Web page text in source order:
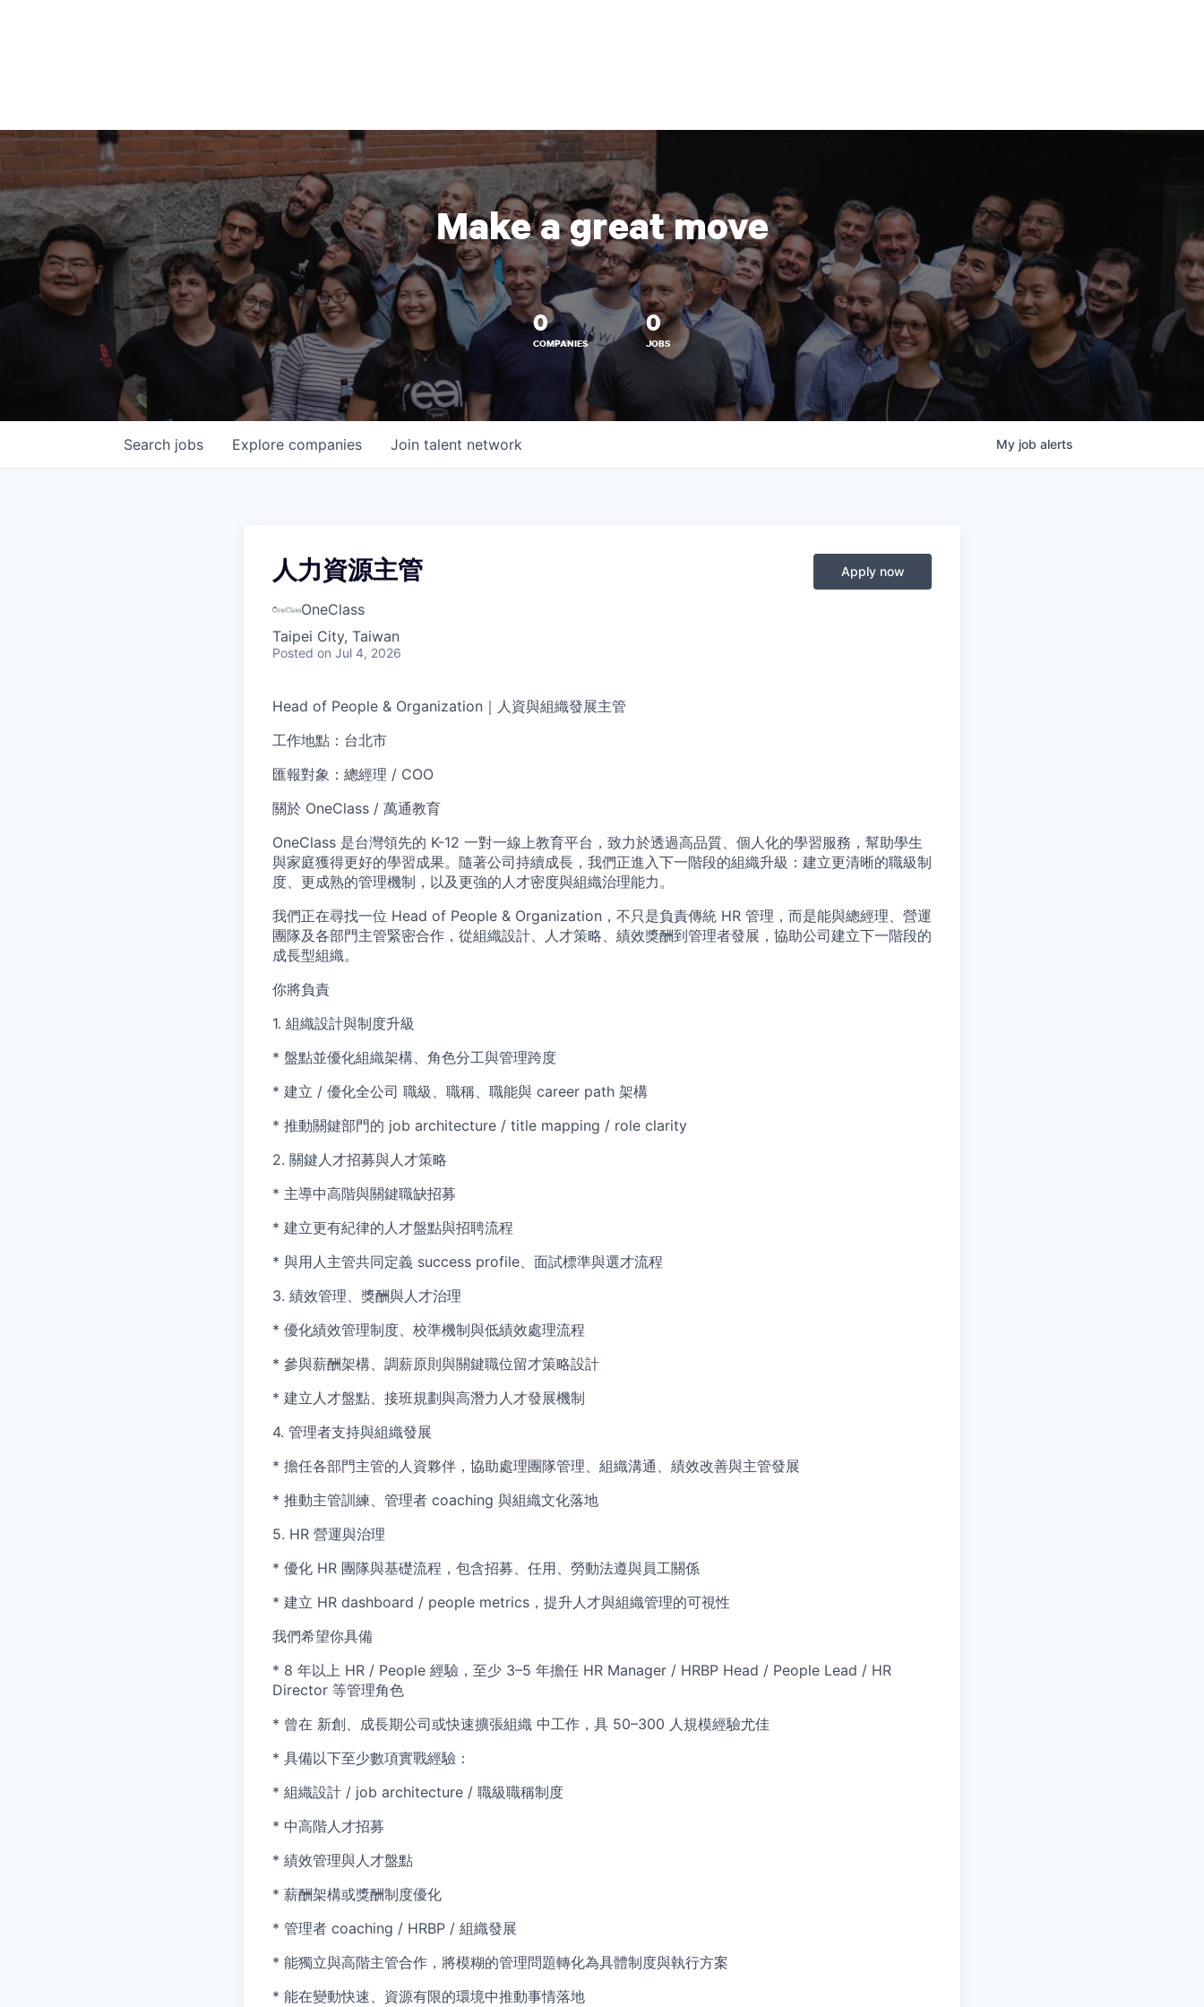
Make a great move
0
COMPANIES
0
JOBS
Search jobs Explore companies Join talent network My job alerts
人力資源主管
OneClass
Taipei City, Taiwan
Posted on Jul 4, 2026
Apply now
Head of People & Organization｜人資與組織發展主管
工作地點：台北市
匯報對象：總經理 / COO
關於 OneClass / 萬通教育
OneClass 是台灣領先的 K-12 一對一線上教育平台，致力於透過高品質、個人化的學習服務，幫助學生
與家庭獲得更好的學習成果。隨著公司持續成長，我們正進入下一階段的組織升級：建立更清晰的職級制
度、更成熟的管理機制，以及更強的人才密度與組織治理能力。
我們正在尋找一位 Head of People & Organization，不只是負責傳統 HR 管理，而是能與總經理、營運
團隊及各部門主管緊密合作，從組織設計、人才策略、績效獎酬到管理者發展，協助公司建立下一階段的
成長型組織。
你將負責
1. 組織設計與制度升級
* 盤點並優化組織架構、角色分工與管理跨度
* 建立 / 優化全公司 職級、職稱、職能與 career path 架構
* 推動關鍵部門的 job architecture / title mapping / role clarity
2. 關鍵人才招募與人才策略
* 主導中高階與關鍵職缺招募
* 建立更有紀律的人才盤點與招聘流程
* 與用人主管共同定義 success profile、面試標準與選才流程
3. 績效管理、獎酬與人才治理
* 優化績效管理制度、校準機制與低績效處理流程
* 參與薪酬架構、調薪原則與關鍵職位留才策略設計
* 建立人才盤點、接班規劃與高潛力人才發展機制
4. 管理者支持與組織發展
* 擔任各部門主管的人資夥伴，協助處理團隊管理、組織溝通、績效改善與主管發展
* 推動主管訓練、管理者 coaching 與組織文化落地
5. HR 營運與治理
* 優化 HR 團隊與基礎流程，包含招募、任用、勞動法遵與員工關係
* 建立 HR dashboard / people metrics，提升人才與組織管理的可視性
我們希望你具備
* 8 年以上 HR / People 經驗，至少 3–5 年擔任 HR Manager / HRBP Head / People Lead / HR
Director 等管理角色
* 曾在 新創、成長期公司或快速擴張組織 中工作，具 50–300 人規模經驗尤佳
* 具備以下至少數項實戰經驗：
* 組織設計 / job architecture / 職級職稱制度
* 中高階人才招募
* 績效管理與人才盤點
* 薪酬架構或獎酬制度優化
* 管理者 coaching / HRBP / 組織發展
* 能獨立與高階主管合作，將模糊的管理問題轉化為具體制度與執行方案
* 能在變動快速、資源有限的環境中推動事情落地